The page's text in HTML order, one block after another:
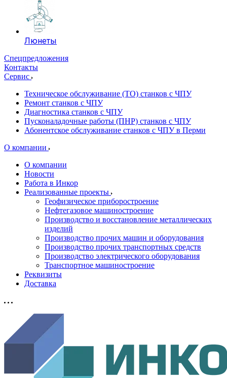
Люнеты
Спецпредложения
Контакты
Сервис
Техническое обслуживание (ТО) станков с ЧПУ
Ремонт станков с ЧПУ
Диагностика станков с ЧПУ
Пусконаладочные работы (ПНР) станков с ЧПУ
Абонентское обслуживание станков с ЧПУ в Перми
О компании
О компании
Новости
Работа в Инкор
Реализованные проекты
Геофизическое приборостроение
Нефтегазовое машиностроение
Производство и восстановление металлических
изделий
Производство прочих машин и оборудования
Производство прочих транспортных средств
Производство электрического оборудования
Транспортное машиностроение
Реквизиты
Доставка